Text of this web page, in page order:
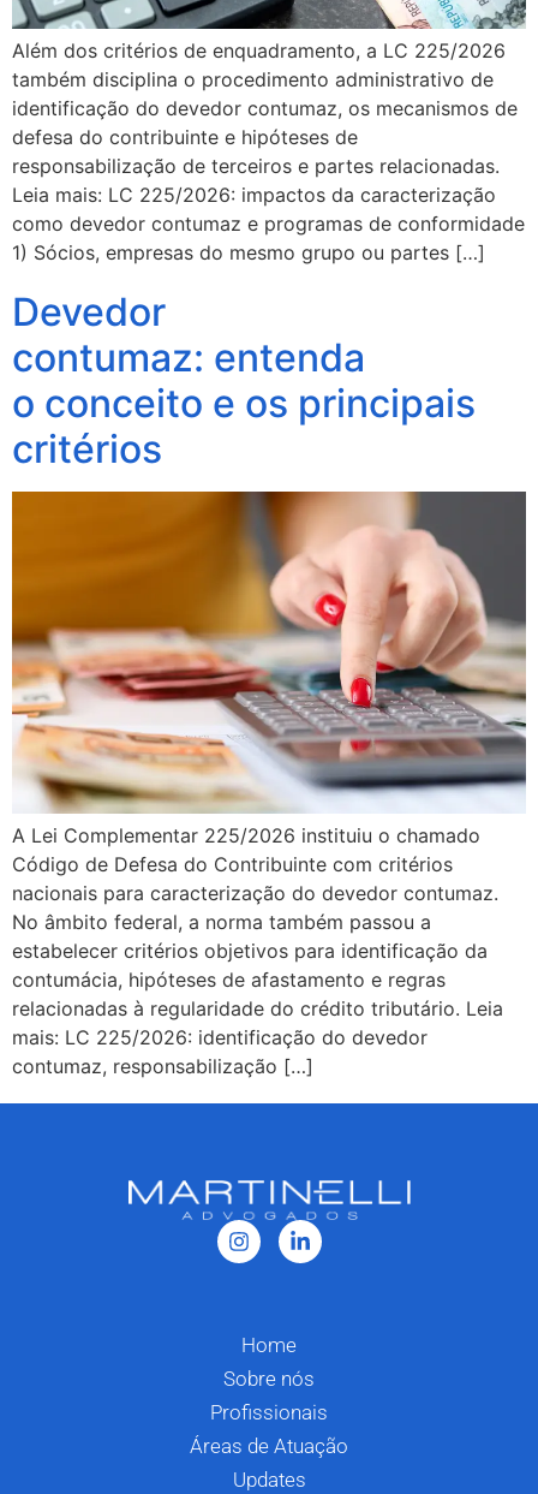
Além dos critérios de enquadramento, a LC 225/2026
também disciplina o procedimento administrativo de
identificação do devedor contumaz, os mecanismos de
defesa do contribuinte e hipóteses de
responsabilização de terceiros e partes relacionadas.
Leia mais: LC 225/2026: impactos da caracterização
como devedor contumaz e programas de conformidade
1) Sócios, empresas do mesmo grupo ou partes […]
Devedor
contumaz: entenda
o conceito e os principais
critérios
A Lei Complementar 225/2026 instituiu o chamado
Código de Defesa do Contribuinte com critérios
nacionais para caracterização do devedor contumaz.
No âmbito federal, a norma também passou a
estabelecer critérios objetivos para identificação da
contumácia, hipóteses de afastamento e regras
relacionadas à regularidade do crédito tributário. Leia
mais: LC 225/2026: identificação do devedor
contumaz, responsabilização […]
Home
Sobre nós
Profissionais
Áreas de Atuação
Updates